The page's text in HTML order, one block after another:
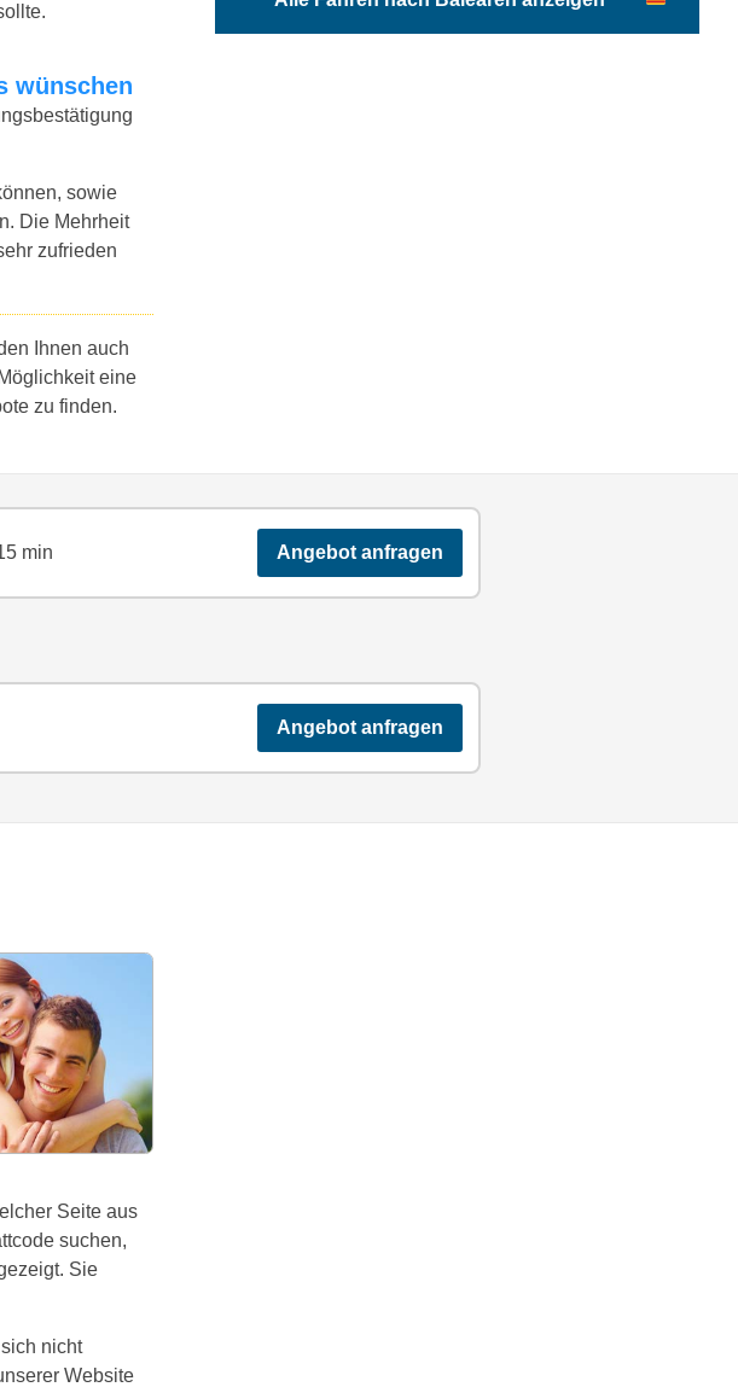
wünschen
sowie
Die Mehrheit
zufrieden
Ihnen auch
eine
zu finden.
min Angebot anfragen
Angebot anfragen
Seite aus
suchen,
Sie
nicht
Website